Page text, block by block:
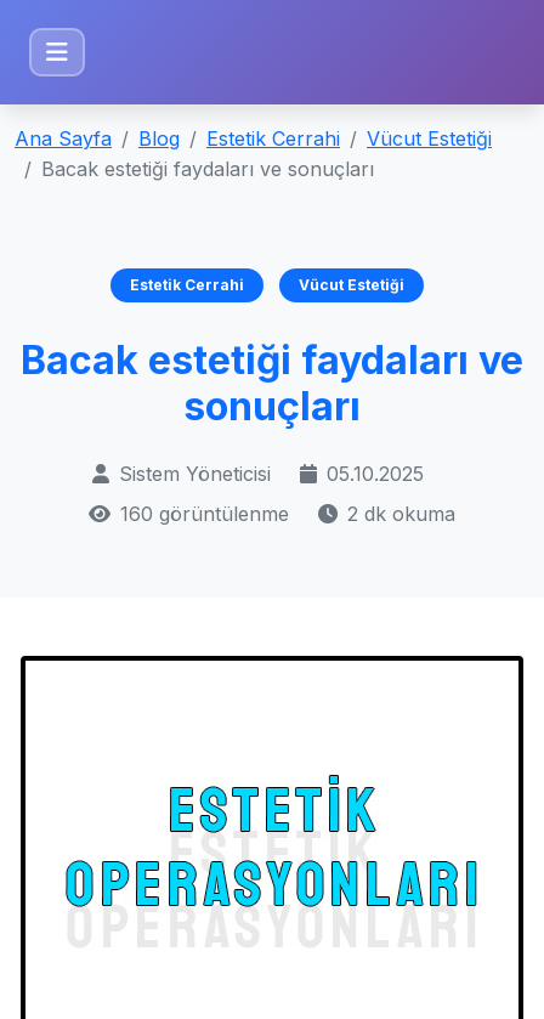
Ana Sayfa Blog Estetik Cerrahi
Vücut Estetiği
Bacak estetiği faydaları ve sonuçları
Estetik Cerrahi Vücut Estetiği
Bacak estetiği faydaları ve
sonuçları
Sistem Yöneticisi
05.10.2025
160 görüntülenme
2 dk okuma